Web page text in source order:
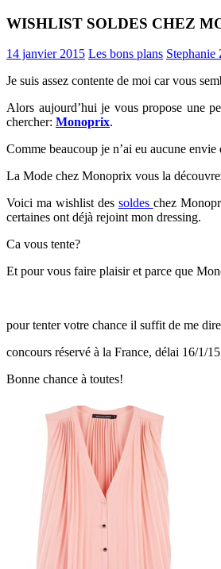
WISHLIST SOLDES CHEZ
14 janvier 2015 Les bons plans
Je suis assez contente de moi car vous
Alors aujourd’hui je vous propose une
chercher: Monoprix.
Comme beaucoup je n’ai eu aucune
La Mode chez Monoprix vous la
Voici ma wishlist des soldes chez
certaines ont déjà rejoint mon dressing.
Ca vous tente?
Et pour vous faire plaisir et parce que
pour tenter votre chance il suffit de me
concours réservé à la France, délai 16/1/
Bonne chance à toutes!